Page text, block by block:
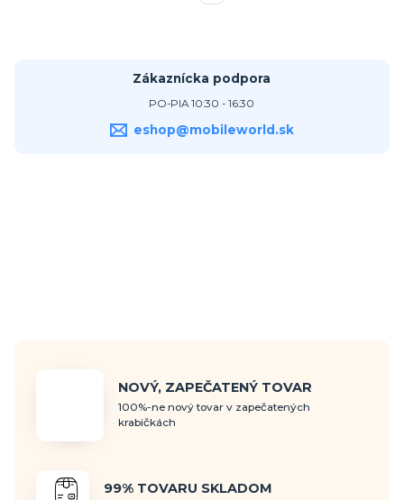
Zákaznícka podpora
PO-PIA 10:30 - 16:30
eshop@mobileworld.sk
NOVÝ, ZAPEČATENÝ TOVAR
100%-ne nový tovar v zapečatených
krabičkách
99% TOVARU SKLADOM